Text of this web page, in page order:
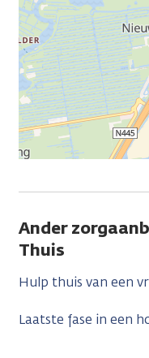
Ander
Thuis
Hulp thuis van een
Laatste fase in een